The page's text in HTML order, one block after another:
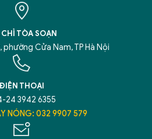
TÒA SOẠN
phường Cửa Nam, TP Hà Nội
ĐIỆN THOẠI
24 3942 6355
NÓNG: 032 9907 579